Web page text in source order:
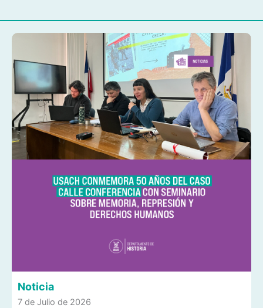
Noticia
7 de Julio de 2026